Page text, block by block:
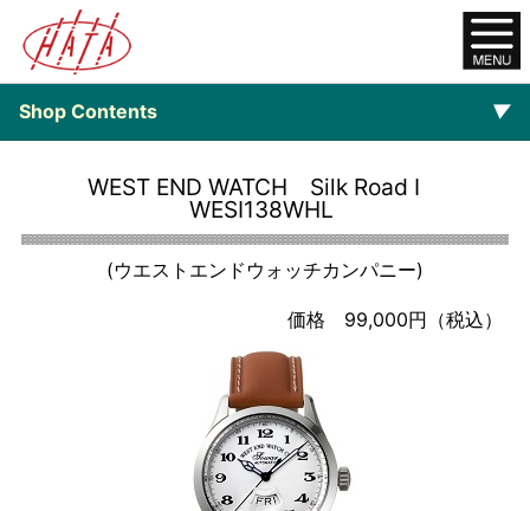
Shop Contents ▼
WEST END WATCH Silk Road I
WESI138WHL
(ウエストエンドウォッチカンパニー)
価格 99,000円（税込）